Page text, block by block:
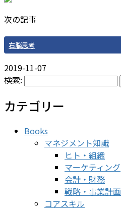
次の記事
右脳思考
2019-11-07
検索:
カテゴリー
Books
マネジメント知識
ヒト・組織
マーケティング
会計・財務
戦略・事業計画
コアスキル